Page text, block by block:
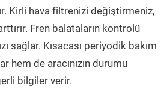
Kirli hava filtrenizi değiştirmeniz,
Fren balataların kontrolü
sağlar. Kısacası periyodik bakım
hem de aracınızın durumu
bilgiler verir.